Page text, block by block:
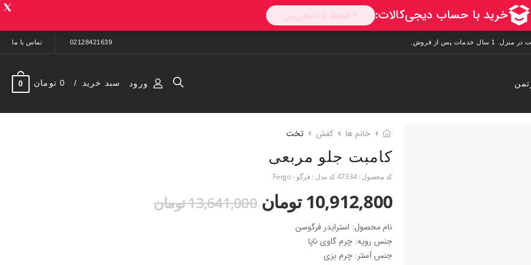
02128421639 تماس با ما
ورود سبد خرید 0 تومان 0
خانم ها کفش تخت
کامبت جلو مربعی
کد محصول :47334کد مدل : فرگو - Fergo
10,912,800 تومان 13,641,000 تومان
نام محصول: استرایدر فرگوسن
جنس رویه: چرم گاوی ناپا
جنس آستر: چرم بزی